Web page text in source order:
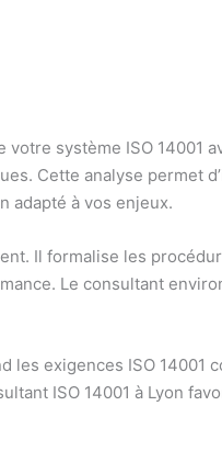
votre système ISO 14001
Cette analyse permet
adapté à vos enjeux.
Il formalise les
Le consultant
exigences ISO 14001
ISO 14001 à Lyon